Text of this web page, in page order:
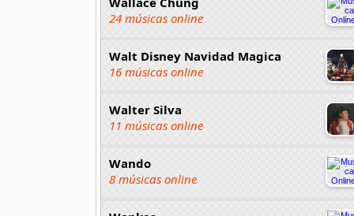
24 músicas online
Walt Disney Navidad Magica
16 músicas online
Walter Silva
11 músicas online
Wando
8 músicas online